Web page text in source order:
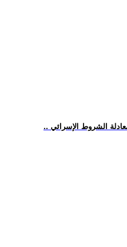
الشروط الإسرائي